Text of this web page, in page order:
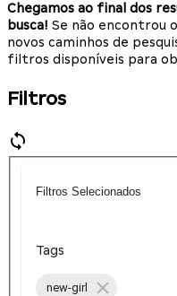
Chegamos ao final dos
busca! Se não encontrou
novos caminhos de
filtros disponíveis para
Filtros
Filtros Selecionados
Tags
new-girl